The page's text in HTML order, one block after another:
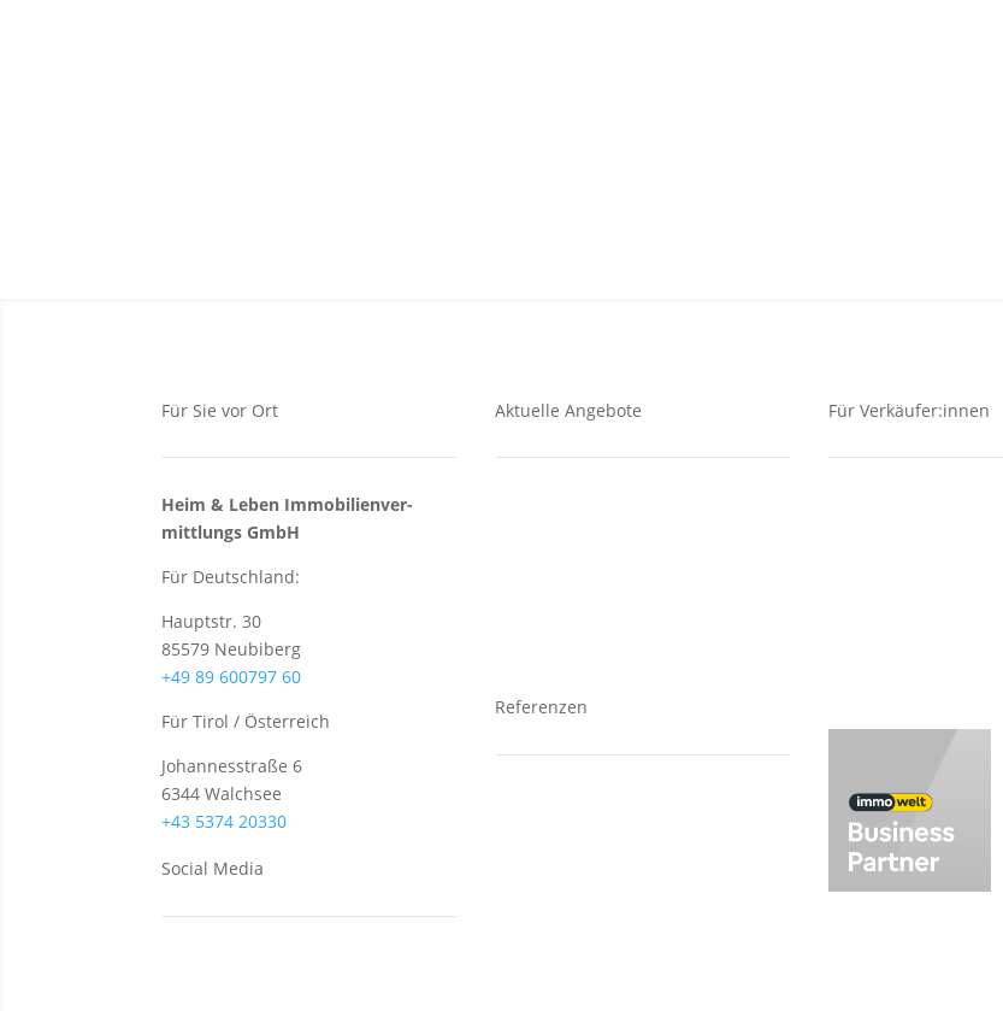
Für Sie vor Ort
Heim & Leben Immo­bilien­ver­
mittlungs GmbH
Für Deutschland:
Hauptstr. 30
85579 Neubiberg
+49 89 600797 60
Für Tirol / Österreich
Johannesstraße 6
6344 Walchsee
+43 5374 20330
Social Media
Aktuelle Angebote
Referenzen
Für Verkäufer:innen